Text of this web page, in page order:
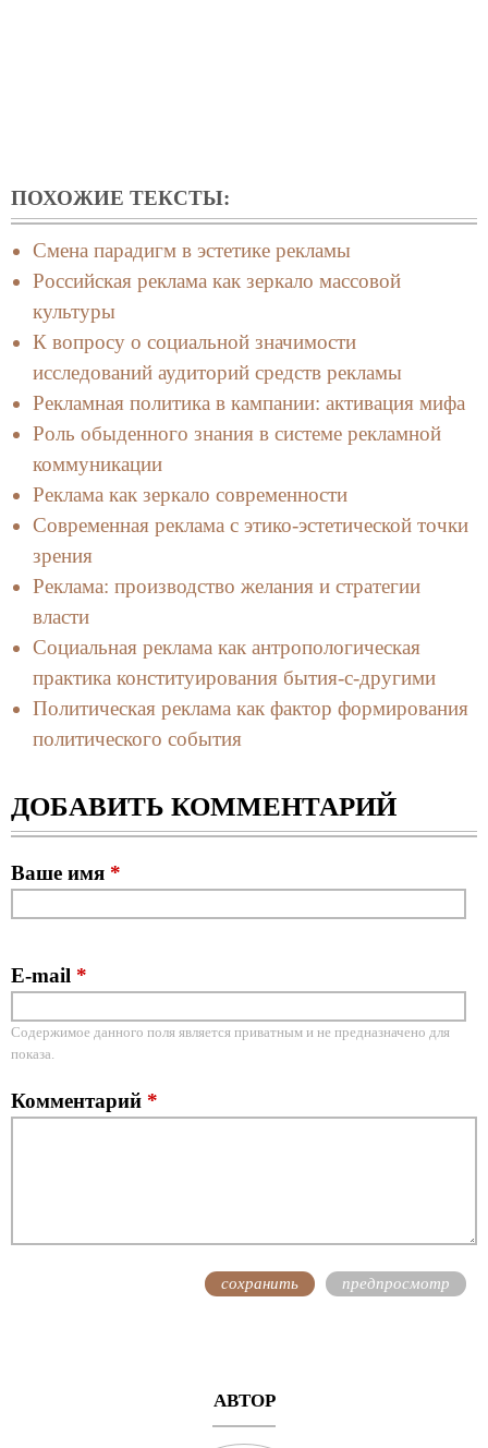
ПОХОЖИЕ ТЕКСТЫ:
Смена парадигм в эстетике рекламы
Российская реклама как зеркало массовой
культуры
К вопросу о социальной значимости
исследований аудиторий средств рекламы
Рекламная политика в кампании: активация мифа
Роль обыденного знания в системе рекламной
коммуникации
Реклама как зеркало современности
Современная реклама с этико-эстетической точки
зрения
Реклама: производство желания и стратегии
власти
Социальная реклама как антропологическая
практика конституирования бытия-с-другими
Политическая реклама как фактор формирования
политического события
ДОБАВИТЬ КОММЕНТАРИЙ
Ваше имя *
E-mail *
Содержимое данного поля является приватным и не предназначено для
показа.
Комментарий *
АВТОР